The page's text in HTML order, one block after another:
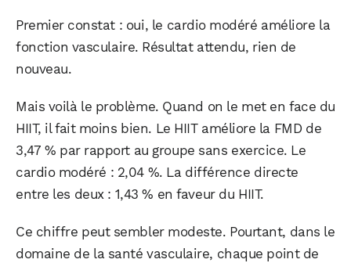
Premier constat : oui, le cardio modéré améliore la
fonction vasculaire. Résultat attendu, rien de
nouveau.
Mais voilà le problème. Quand on le met en face du
HIIT, il fait moins bien. Le HIIT améliore la FMD de
3,47 % par rapport au groupe sans exercice. Le
cardio modéré : 2,04 %. La différence directe
entre les deux : 1,43 % en faveur du HIIT.
Ce chiffre peut sembler modeste. Pourtant, dans le
domaine de la santé vasculaire, chaque point de